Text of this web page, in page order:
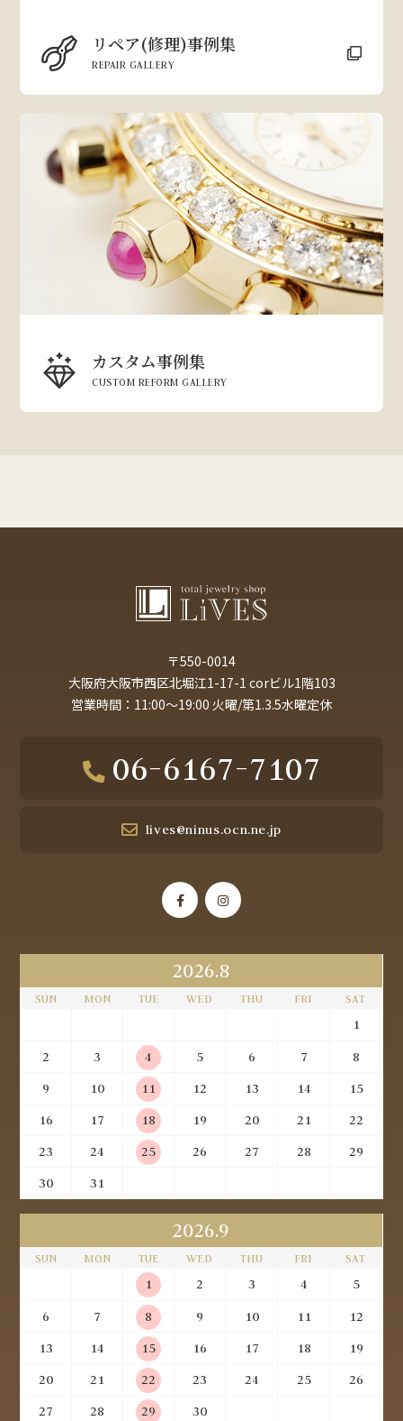
リペア(修理)事例集
REPAIR GALLERY
カスタム事例集
CUSTOM REFORM GALLERY
〒550-0014
大阪府大阪市西区北堀江1-17-1 corビル1階103
営業時間：11:00～19:00 火曜/第1.3.5水曜定休
06-6167-7107
lives@ninus.ocn.ne.jp
2026.8
SUN MON TUE WED THU FRI SAT
1
2
3 4 5 6 7
8
9
10 11 12 13 14
15
16
17 18 19 20 21
22
23
24 25 26 27 28
29
30
31
2026.9
SUN MON TUE WED THU FRI SAT
1 2 3 4
5
6
7 8 9 10 11
12
13
14 15 16 17 18
19
20
21 22 23 24 25
26
27
28 29 30